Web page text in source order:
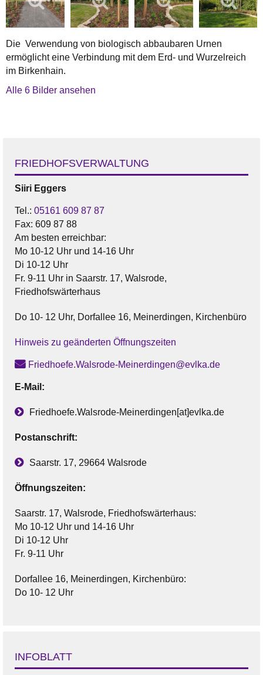
Die Verwendung von biologisch abbaubaren Urnen
ermöglicht eine Verbindung mit dem Erd- und Wurzelreich
im Birkenhain.
Alle 6 Bilder ansehen
FRIEDHOFSVERWALTUNG
Siiri Eggers
Tel.: 05161 609 87 87
Fax: 609 87 88
Am besten erreichbar:
Mo 10-12 Uhr und 14-16 Uhr
Di 10-12 Uhr
Fr. 9-11 Uhr in Saarstr. 17, Walsrode,
Friedhofswärterhaus
Do 10- 12 Uhr, Dorfallee 16, Meinerdingen, Kirchenbüro
Hinweis zu geänderten Öffnungszeiten
Friedhoefe.Walsrode-Meinerdingen@evlka.de
E-Mail:
Friedhoefe.Walsrode-Meinerdingen[at]evlka.de
Postanschrift:
Saarstr. 17, 29664 Walsrode
Öffnungszeiten:
Saarstr. 17, Walsrode, Friedhofswärterhaus:
Mo 10-12 Uhr und 14-16 Uhr
Di 10-12 Uhr
Fr. 9-11 Uhr
Dorfallee 16, Meinerdingen, Kirchenbüro:
Do 10- 12 Uhr
INFOBLATT